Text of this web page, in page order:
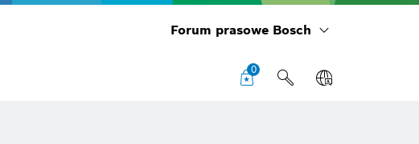
Forum prasowe Bosch
0